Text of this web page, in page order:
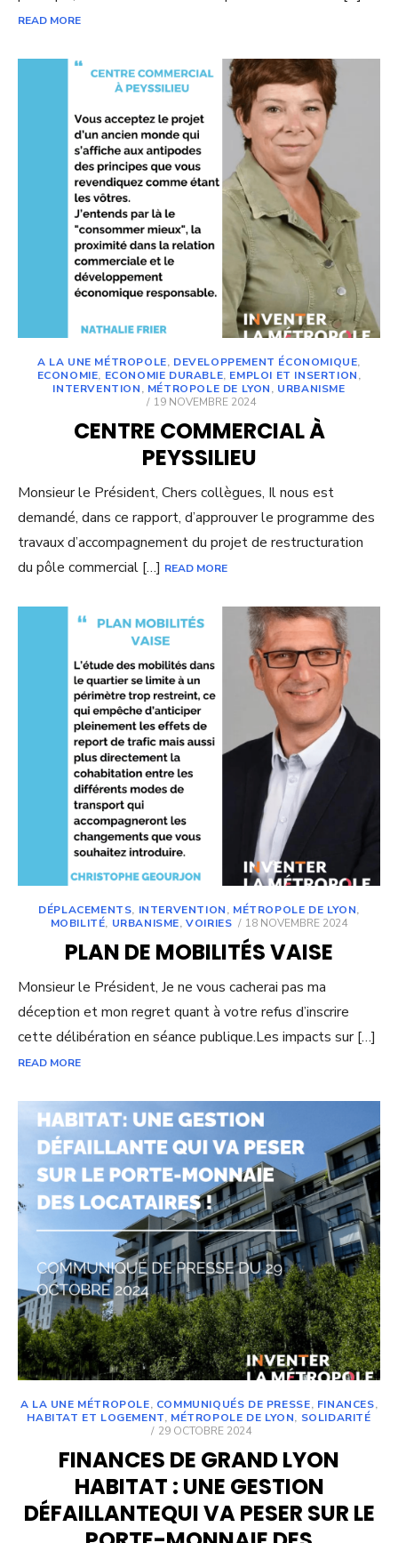
READ MORE
A LA UNE MÉTROPOLE, DEVELOPPEMENT ÉCONOMIQUE,
ECONOMIE, ECONOMIE DURABLE, EMPLOI ET INSERTION,
INTERVENTION, MÉTROPOLE DE LYON, URBANISME
POSTED
19 NOVEMBRE 2024
CENTRE COMMERCIAL À
PEYSSILIEU
Monsieur le Président, Chers collègues, Il nous est
demandé, dans ce rapport, d’approuver le programme des
travaux d’accompagnement du projet de restructuration
du pôle commercial […] READ MORE
DÉPLACEMENTS, INTERVENTION, MÉTROPOLE DE LYON,
MOBILITÉ, URBANISME,VOIRIES
POSTED
ON
18 NOVEMBRE 2024
PLAN DE MOBILITÉS VAISE
Monsieur le Président, Je ne vous cacherai pas ma
déception et mon regret quant à votre refus d’inscrire
cette délibération en séance publique.Les impacts sur […]
READ MORE
A LA UNE MÉTROPOLE, COMMUNIQUÉS DE PRESSE, FINANCES,
HABITAT ET LOGEMENT, MÉTROPOLE DE LYON, SOLIDARITÉ
POSTED
29 OCTOBRE 2024
FINANCES DE GRAND LYON
HABITAT : UNE GESTION
DÉFAILLANTEQUI VA PESER SUR LE